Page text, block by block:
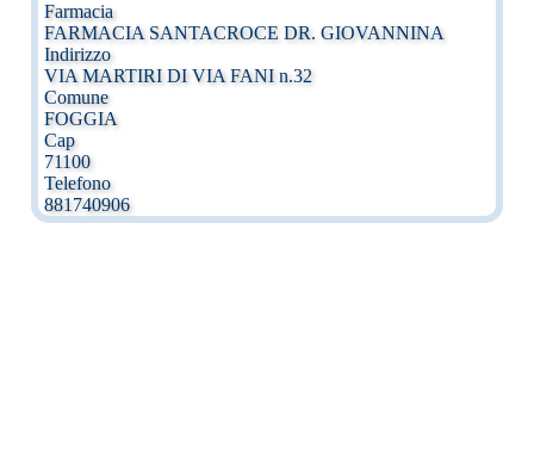
Farmacia
FARMACIA SANTACROCE DR. GIOVANNINA
Indirizzo
VIA MARTIRI DI VIA FANI n.32
Comune
FOGGIA
Cap
71100
Telefono
881740906